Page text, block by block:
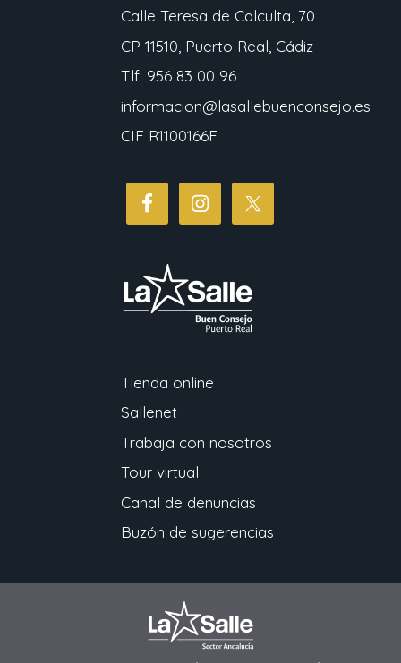
Calle Teresa de Calculta, 70
CP 11510, Puerto Real, Cádiz
Tlf: 956 83 00 96
informacion@lasallebuenconsejo.es
CIF R1100166F
Tienda online
Sallenet
Trabaja con nosotros
Tour virtual
Canal de denuncias
Buzón de sugerencias